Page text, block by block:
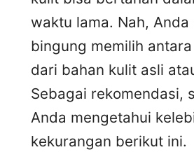
waktu lama. Nah, Anda
bingung memilih
dari bahan kulit asli
Sebagai rekomendasi,
Anda mengetahui
kekurangan berikut ini.